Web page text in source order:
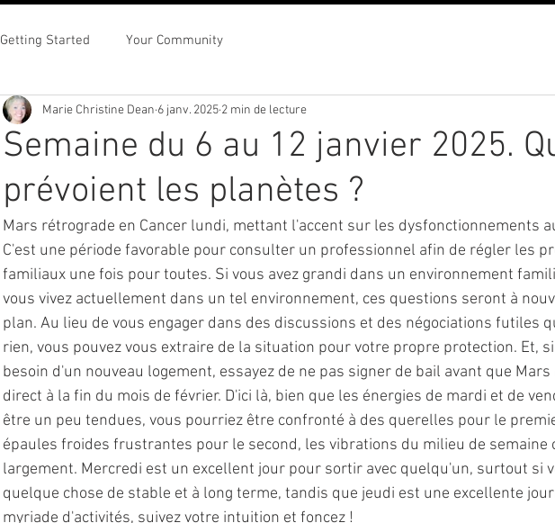
Getting Started Your Community
Semaine du 6 au 12 janvier 2025.
prévoient les planètes ?
Marie Christine Dean 6 janv. 2025 2 min de lecture
Mars rétrograde en Cancer lundi, mettant l'accent sur les dysfonctionnements
C'est une période favorable pour consulter un professionnel afin de régler les
familiaux une fois pour toutes. Si vous avez grandi dans un environnement
vous vivez actuellement dans un tel environnement, ces questions seront à
plan. Au lieu de vous engager dans des discussions et des négociations futiles
rien, vous pouvez vous extraire de la situation pour votre propre protection. Et,
besoin d'un nouveau logement, essayez de ne pas signer de bail avant que Mars
direct à la fin du mois de février. D'ici là, bien que les énergies de mardi et de
être un peu tendues, vous pourriez être confronté à des querelles pour le
épaules froides frustrantes pour le second, les vibrations du milieu de semaine
largement. Mercredi est un excellent jour pour sortir avec quelqu'un, surtout si
quelque chose de stable et à long terme, tandis que jeudi est une excellente
myriade d'activités, suivez votre intuition et foncez !